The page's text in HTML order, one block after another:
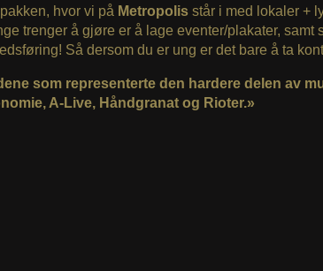
hvor vi på Metropolis står i med lokaler +
trenger å gjøre er å lage eventer/plakater, samt
Så dersom du er ung er det bare å ta
som representerte den hardere delen av
A-Live, Håndgranat og Rioter.»